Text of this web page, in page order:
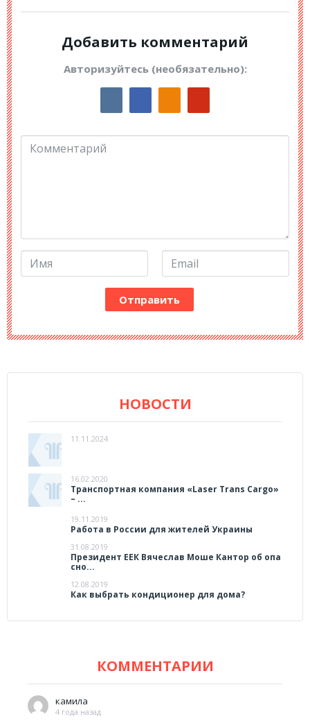
Добавить комментарий
Авторизуйтесь (необязательно):
НОВОСТИ
11.11.2024
16.02.2020
Транспортная компания «Laser Trans Cargo»
– ...
19.11.2019
Работа в России для жителей Украины
31.08.2019
Президент ЕЕК Вячеслав Моше Кантор об опа
сно...
12.08.2019
Как выбрать кондиционер для дома?
КОММЕНТАРИИ
камила
4 года назад